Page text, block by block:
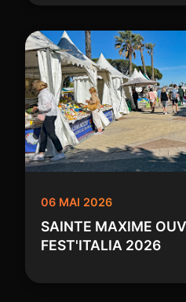
06 MAI 2026
SAINTE MAXIME
FEST'ITALIA 2026